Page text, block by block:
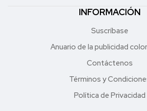
INFORMACIÓN
Suscríbase
Anuario de la publicidad
Contáctenos
Términos y
Política de Privacidad